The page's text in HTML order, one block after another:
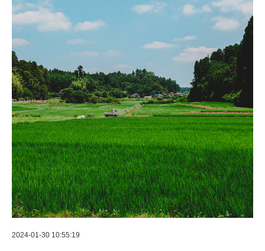
2024-01-30 10:55:19